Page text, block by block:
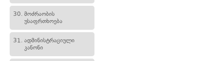
30. მოძრაობის
უსაფრთხოება
31. ადმინისტრაციული
კანონი